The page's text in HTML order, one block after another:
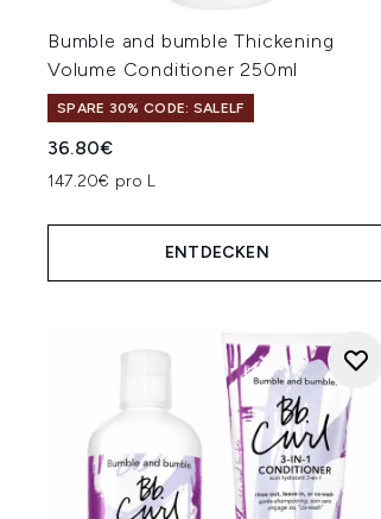
Bumble and bumble Thickening
Volume Conditioner 250ml
SPARE 30% CODE: SALELF
36.80€
147.20€ pro L
ENTDECKEN